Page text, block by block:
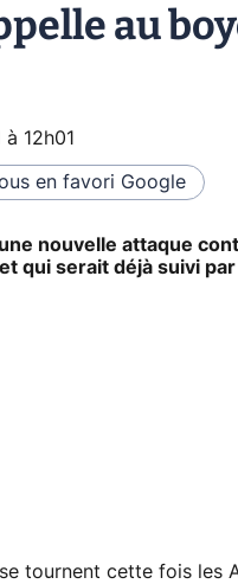
au
12h01
en favori Google
nouvelle attaque
qui serait déjà suivi
tournent cette fois les